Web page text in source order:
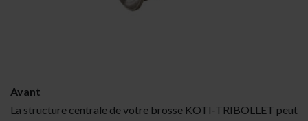
Avant
La structure centrale de votre brosse KOTI‑TRIBOLLET peut